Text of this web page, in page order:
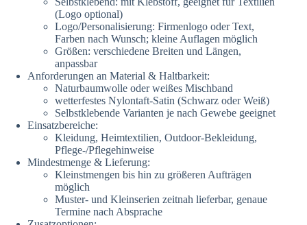
(Logo optional)
Logo/Personalisierung: Firmenlogo oder Text,
Farben nach Wunsch; kleine Auflagen möglich
Größen: verschiedene Breiten und Längen,
anpassbar
Anforderungen an Material & Haltbarkeit:
Naturbaumwolle oder weißes Mischband
wetterfestes Nylontaft-Satin (Schwarz oder Weiß)
Selbstklebende Varianten je nach Gewebe geeignet
Einsatzbereiche:
Kleidung, Heimtextilien, Outdoor-Bekleidung,
Pflege-/Pflegehinweise
Mindestmenge & Lieferung:
Kleinstmengen bis hin zu größeren Aufträgen
möglich
Muster- und Kleinserien zeitnah lieferbar, genaue
Termine nach Absprache